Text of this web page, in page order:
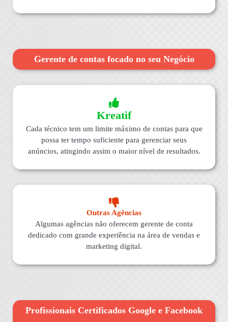
Gerente de contas focado no seu Negócio
Kreatif
Cada técnico tem um limite máximo de contas para que
possa ter tempo suficiente para gerenciar seus
anúncios, atingindo assim o maior nível de resultados.
Outras Agências
Algumas agências não oferecem gerente de conta
dedicado com grande experiência na área de vendas e
marketing digital.
Profissionais Certificados Google e Facebook